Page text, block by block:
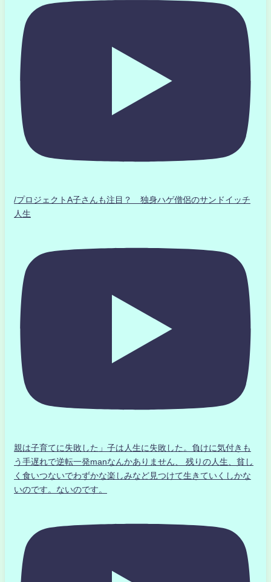
/プロジェクトA子さんも注目？ 独身ハゲ僧侶のサンドイッチ
人生
親は子育てに失敗した」子は人生に失敗した。負けに気付きも
う手遅れで逆転一発manなんかありません、 残りの人生、貧し
く食いつないでわずかな楽しみなど見つけて生きていくしかな
いのです。ないのです。